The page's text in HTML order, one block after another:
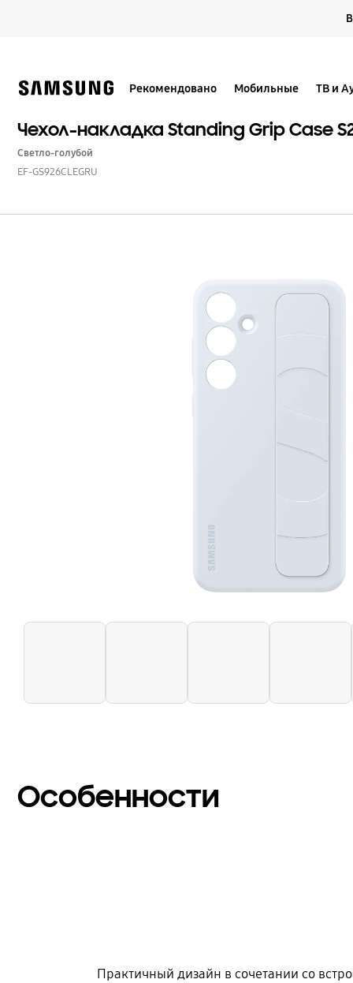
Рекомендовано Мобильные ТВ и
Чехол-накладка Standing Grip Case
Светло-голубой
EF-GS926CLEGRU
Особенности
Практичный дизайн в сочетании со